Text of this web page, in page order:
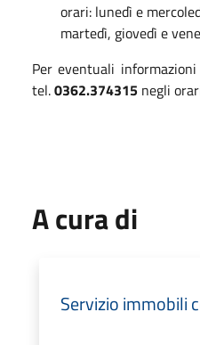
orari: lunedì e
martedì, giovedì e
Per eventuali
tel.0362.374315 negli
A cura di
Servizio immobili